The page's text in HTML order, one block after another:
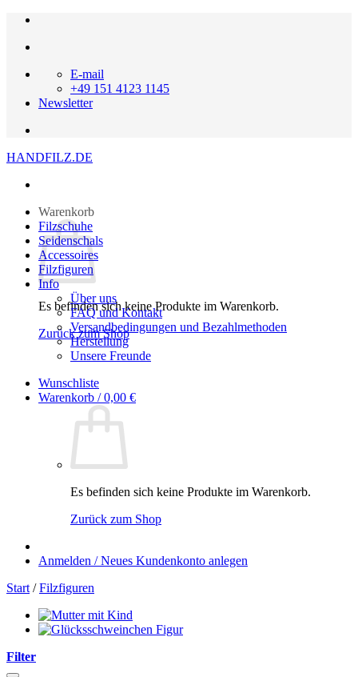
Zum
springen
E-mail
+49 151 4123 1145
Newsletter
HANDFILZ.DE
Warenkorb
Es befinden sich keine Produkte im Warenkorb.
Zurück zum Shop
Filzschuhe
Seidenschals
Accessoires
Filzfiguren
Info
Über uns
FAQ und Kontakt
Versandbedingungen und Bezahlmethoden
Herstellung
Unsere Freunde
Wunschliste
Warenkorb /0,00 €
Es befinden sich keine Produkte im Warenkorb.
Zurück zum Shop
Anmelden / Neues Kundenkonto anlegen
Start / Filzfiguren
Filter